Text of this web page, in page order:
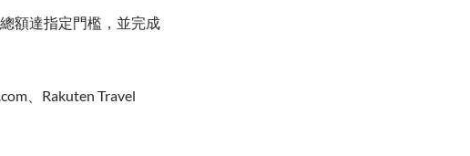
額達指定門檻，並完成
、Rakuten Travel